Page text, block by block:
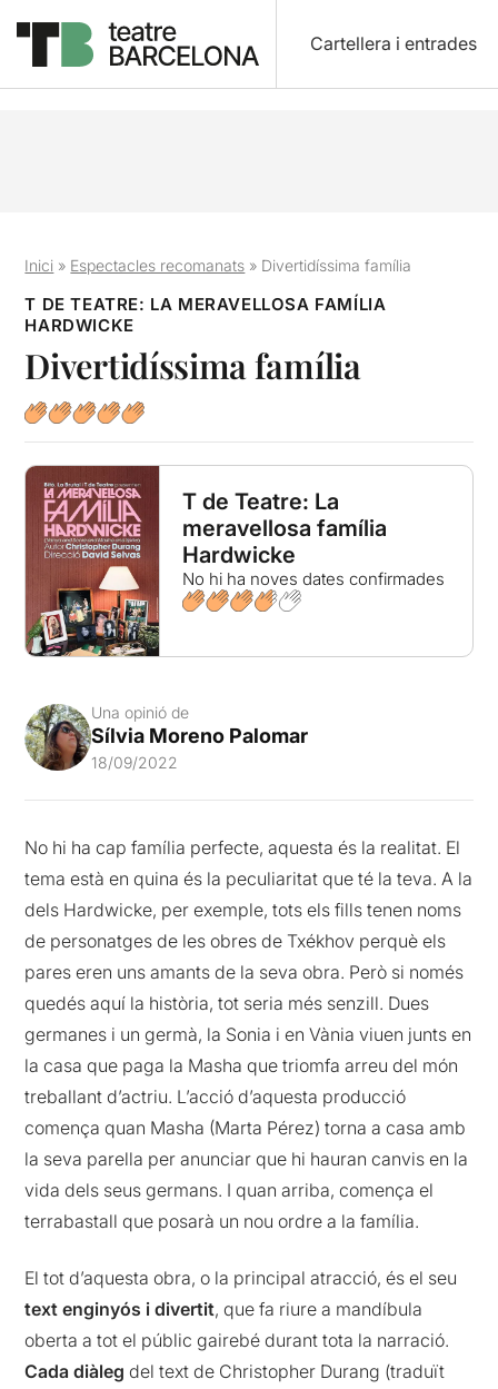
Cartellera i entrades
Inici » Espectacles recomanats » Divertidíssima família
T DE TEATRE: LA MERAVELLOSA FAMÍLIA
HARDWICKE
Divertidíssima família
T de Teatre: La
meravellosa família
Hardwicke
No hi ha noves dates confirmades
Una opinió de
Sílvia Moreno Palomar
18/09/2022
No hi ha cap família perfecte, aquesta és la realitat. El
tema està en quina és la peculiaritat que té la teva. A la
dels Hardwicke, per exemple, tots els fills tenen noms
de personatges de les obres de Txékhov perquè els
pares eren uns amants de la seva obra. Però si només
quedés aquí la història, tot seria més senzill. Dues
germanes i un germà, la Sonia i en Vània viuen junts en
la casa que paga la Masha que triomfa arreu del món
treballant d’actriu. L’acció d’aquesta producció
comença quan Masha (Marta Pérez) torna a casa amb
la seva parella per anunciar que hi hauran canvis en la
vida dels seus germans. I quan arriba, comença el
terrabastall que posarà un nou ordre a la família.
El tot d’aquesta obra, o la principal atracció, és el seu
text enginyós i divertit, que fa riure a mandíbula
oberta a tot el públic gairebé durant tota la narració.
Cada diàlegdel text de Christopher Durang (traduït